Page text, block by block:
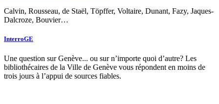
Calvin, Rousseau, de Staël, Töpffer, Voltaire, Dunant, Fazy, Jaques-
Dalcroze, Bouvier…
InterroGE
Une question sur Genève... ou sur n’importe quoi d’autre? Les
bibliothécaires de la Ville de Genève vous répondent en moins de
trois jours à l’appui de sources fiables.